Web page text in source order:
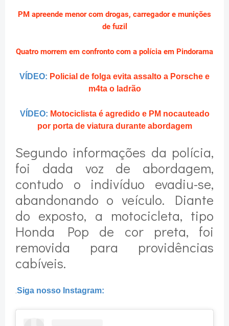
PM apreende menor com drogas, carregador e munições
de fuzil
Quatro morrem em confronto com a polícia em Pindorama
VÍDEO: Policial de folga evita assalto a Porsche e
m4ta o ladrão
VÍDEO: Motociclista é agredido e PM nocauteado
por porta de viatura durante abordagem
Segundo informações da polícia,
foi dada voz de abordagem,
contudo o indivíduo evadiu-se,
abandonando o veículo. Diante
do exposto, a motocicleta, tipo
Honda Pop de cor preta, foi
removida para providências
cabíveis.
.Siga nosso Instagram: